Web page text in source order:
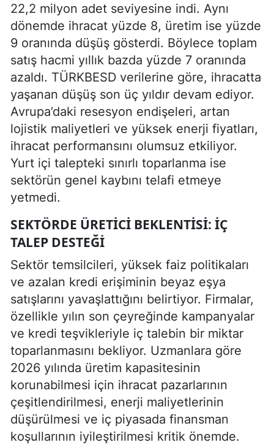
22,2 milyon adet seviyesine indi. Aynı
dönemde ihracat yüzde 8, üretim ise yüzde
9 oranında düşüş gösterdi. Böylece toplam
satış hacmi yıllık bazda yüzde 7 oranında
azaldı. TÜRKBESD verilerine göre, ihracatta
yaşanan düşüş son üç yıldır devam ediyor.
Avrupa’daki resesyon endişeleri, artan
lojistik maliyetleri ve yüksek enerji fiyatları,
ihracat performansını olumsuz etkiliyor.
Yurt içi talepteki sınırlı toparlanma ise
sektörün genel kaybını telafi etmeye
yetmedi.
SEKTÖRDE ÜRETICI BEKLENTISI: İÇ
TALEP DESTEĞI
Sektör temsilcileri, yüksek faiz politikaları
ve azalan kredi erişiminin beyaz eşya
satışlarını yavaşlattığını belirtiyor. Firmalar,
özellikle yılın son çeyreğinde kampanyalar
ve kredi teşvikleriyle iç talebin bir miktar
toparlanmasını bekliyor. Uzmanlara göre
2026 yılında üretim kapasitesinin
korunabilmesi için ihracat pazarlarının
çeşitlendirilmesi, enerji maliyetlerinin
düşürülmesi ve iç piyasada finansman
koşullarının iyileştirilmesi kritik önemde.